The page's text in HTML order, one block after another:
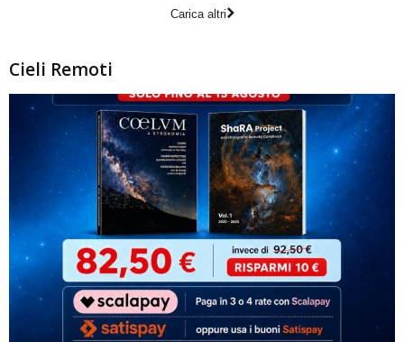
Carica altri
Cieli Remoti